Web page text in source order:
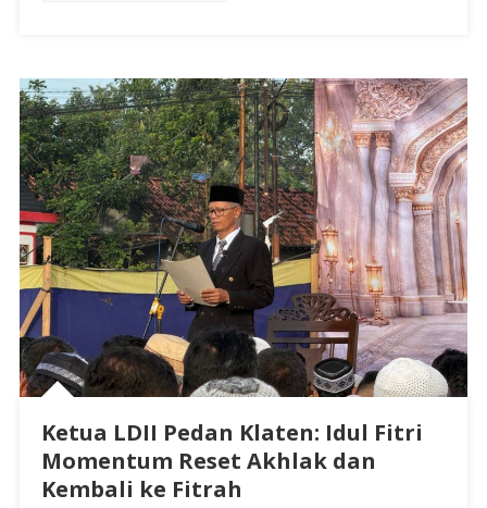
Ketua LDII Pedan Klaten: Idul Fitri
Momentum Reset Akhlak dan
Kembali ke Fitrah